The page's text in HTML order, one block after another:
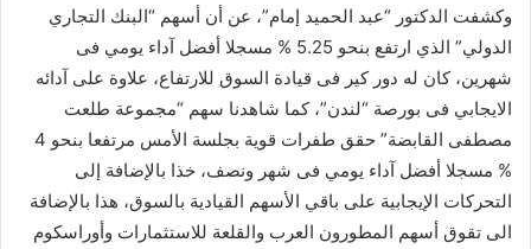
وكشفت الدكتور “عبد الحميد إمام”، عن أن أسهم “البنك التجاري
الدولي” الذي ارتفع بنحو 5.25 % مسجلا أفضل آداء يومي فى
شهرين، كان له دور كير فى قيادة السوق للارتفاع، علاوة على آدائه
الايجابي فى بورصة “لندن”، كما شاهدنا سهم “مجموعة طلعت
مصطفى القابضة” حقق طفرات قوية بجلسة الأمس مرتفعا بنحو 4
% مسجلا أفضل آداء يومي فى شهر ونصف، خذا بالإضافة إلى
التحركات الإيجابية على باقي الأسهم القيادية بالسوق، هذا بالإضافة
الى تقوق أسهم المطورون العرب والقلعة للاستثمارات وأوراسكوم